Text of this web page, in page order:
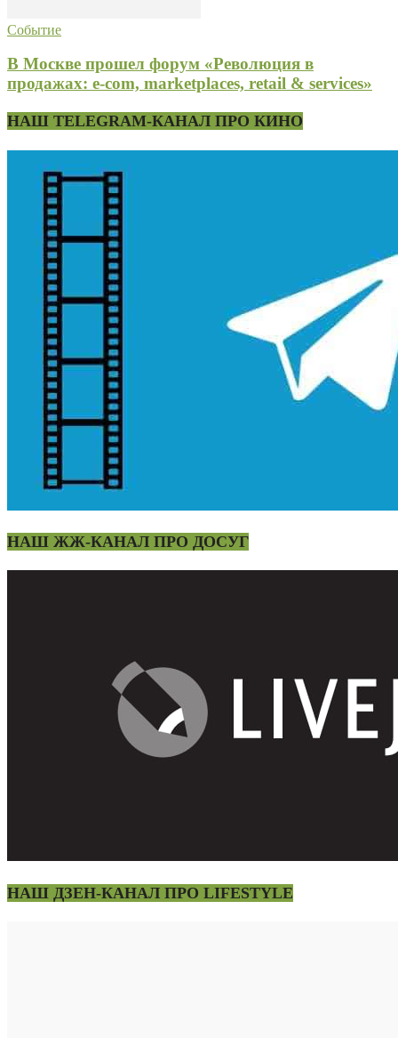
Событие
В Москве прошел форум «Революция в
продажах: e-com, marketplaces, retail & services»
НАШ TELEGRAM-КАНАЛ ПРО КИНО
НАШ ЖЖ-КАНАЛ ПРО ДОСУГ
НАШ ДЗЕН-КАНАЛ ПРО LIFESTYLE